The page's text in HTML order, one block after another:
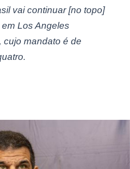
vai continuar [no topo]
Los Angeles
cujo mandato é de